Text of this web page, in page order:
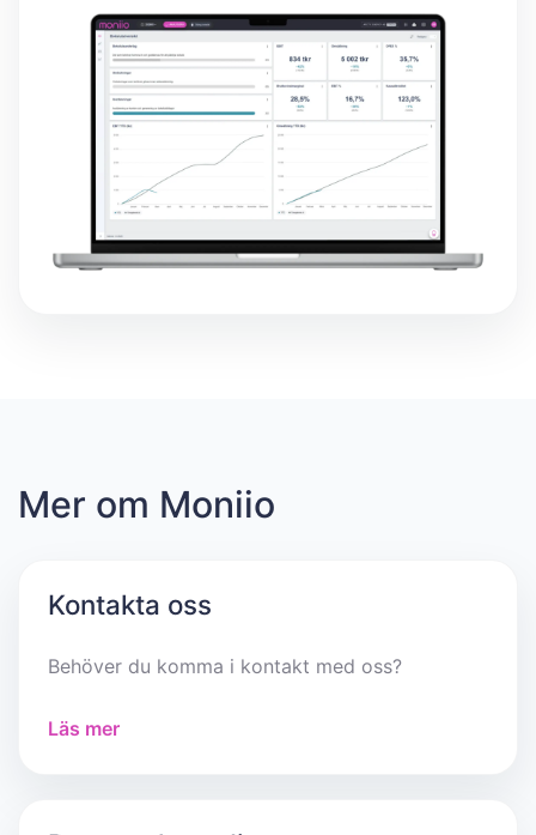
Mer om Moniio
Kontakta oss
Behöver du komma i kontakt med oss?
Läs mer